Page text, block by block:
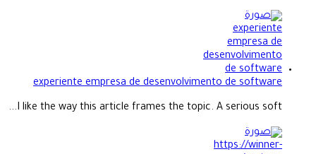
experiente empresa de desenvolvimento de software
I like the way this article frames the topic. A serious soft...